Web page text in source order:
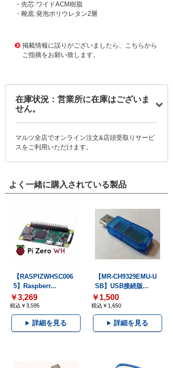
・先芯:ワイドACM樹脂
・靴底:発泡ポリウレタン2層
掲載情報に誤りがございましたら、こちらから
ご指摘をお願い致します。
在庫状況：営業所に在庫はございま
せん。
マルツ全店でオンライン注文&店頭受取りサービ
スをご利用いただけます。
よく一緒に購入されている製品
【RASPIZWHSC006
5】Raspberr...
￥3,269
税込￥3,595
詳細を見る
【MR-CH9329EMU-U
SB】USB接続版...
￥1,500
税込￥1,650
詳細を見る